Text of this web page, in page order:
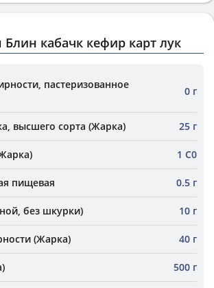
кабачк кефир карт лук
пастеризованное
0 г
высшего сорта (Жарка) 25 г
1 С0
пищевая 0.5 г
без шкурки) 10 г
(Жарка) 40 г
500 г